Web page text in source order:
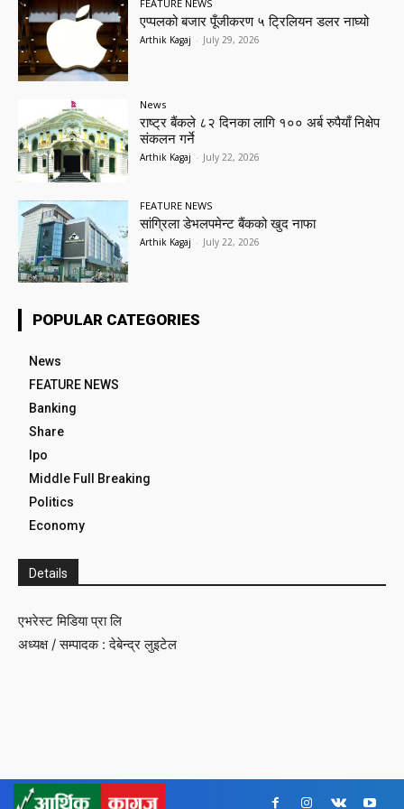
FEATURE NEWS
एप्पलको बजार पूँजीकरण ५ ट्रिलियन डलर नाघ्यो
Arthik Kagaj - July 29, 2026
News
राष्ट्र बैंकले ८२ दिनका लागि १०० अर्ब रुपैयाँ निक्षेप
संकलन गर्ने
Arthik Kagaj - July 22, 2026
FEATURE NEWS
सांग्रिला डेभलपमेन्ट बैंकको खुद नाफा
Arthik Kagaj - July 22, 2026
POPULAR CATEGORIES
News
FEATURE NEWS
Banking
Share
Ipo
Middle Full Breaking
Politics
Economy
Details
एभरेस्ट मिडिया प्रा लि
अध्यक्ष / सम्पादक : देबेन्द्र लुइटेल